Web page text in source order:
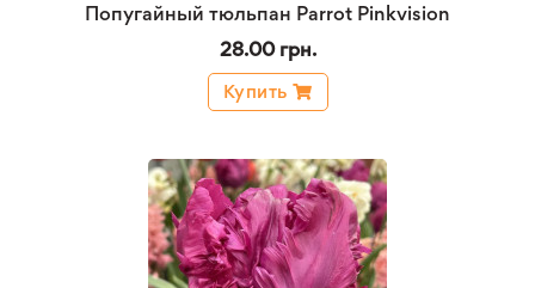
Попугайный тюльпан Parrot Pinkvision
28.00 грн.
Купить